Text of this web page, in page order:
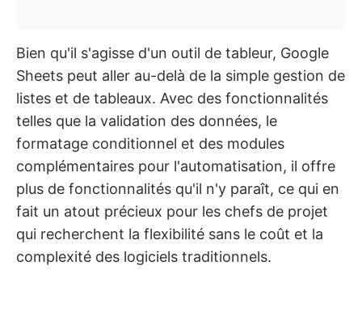
Bien qu'il s'agisse d'un outil de tableur, Google
Sheets peut aller au-delà de la simple gestion de
listes et de tableaux. Avec des fonctionnalités
telles que la validation des données, le
formatage conditionnel et des modules
complémentaires pour l'automatisation, il offre
plus de fonctionnalités qu'il n'y paraît, ce qui en
fait un atout précieux pour les chefs de projet
qui recherchent la flexibilité sans le coût et la
complexité des logiciels traditionnels.